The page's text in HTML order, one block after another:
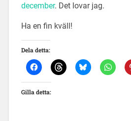
december. Det lovar jag.
Ha en fin kväll!
Dela detta:
Gilla detta: